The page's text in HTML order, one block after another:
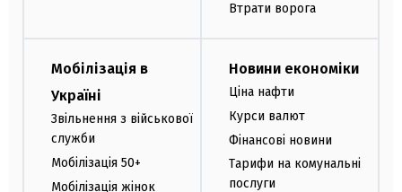
Втрати ворога
Мобілізація в
Україні
Звільнення з військової
служби
Мобілізація 50+
Мобілізація жінок
Новини економіки
Ціна нафти
Курси валют
Фінансові новини
Тарифи на комунальні
послуги